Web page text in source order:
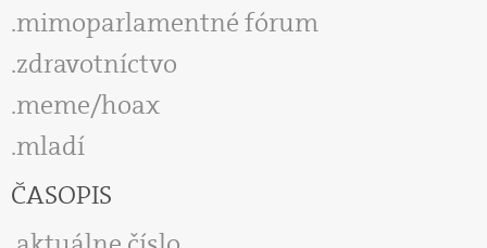
mimoparlamentné fórum
zdravotníctvo
meme/hoax
mladí
ČASOPIS